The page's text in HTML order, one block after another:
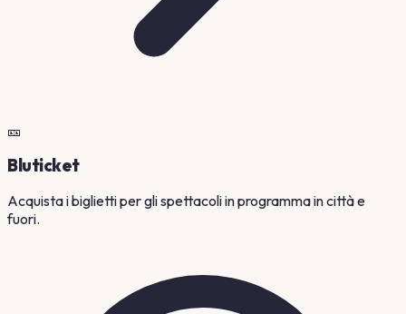
🎫
Bluticket
Acquista i biglietti per gli spettacoli in programma in città e
fuori.